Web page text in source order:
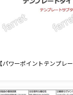
パワーポイントテンプレー